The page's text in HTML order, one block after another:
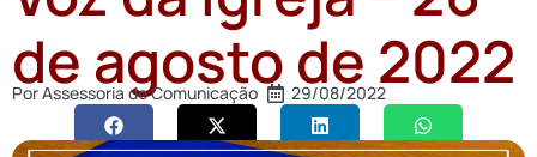
de agosto de 2022
PorAssessoria de Comunicação 29/08/2022